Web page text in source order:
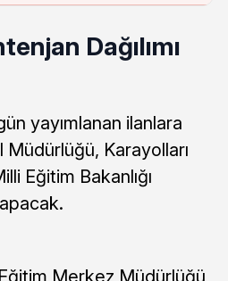
Dağılımı
yayımlanan ilanlara
Karayolları
Eğitim Bakanlığı
Merkez Müdürlüğü